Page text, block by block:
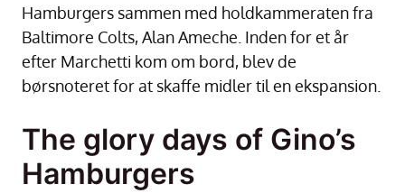
Hamburgers sammen med holdkammeraten fra
Baltimore Colts, Alan Ameche. Inden for et år
efter Marchetti kom om bord, blev de
børsnoteret for at skaffe midler til en ekspansion.
The glory days of Gino’s
Hamburgers